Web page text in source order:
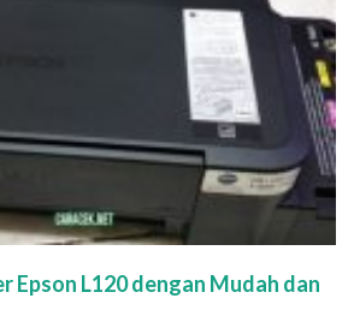
Epson L120 dengan Mudah dan